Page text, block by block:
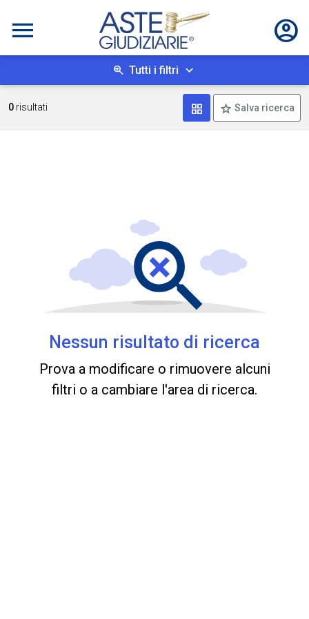
Tutti i filtri
0 risultati Mostra come box
Salva ricerca
Nessun risultato di ricerca
Prova a modificare o rimuovere alcuni
filtri o a cambiare l'area di ricerca.